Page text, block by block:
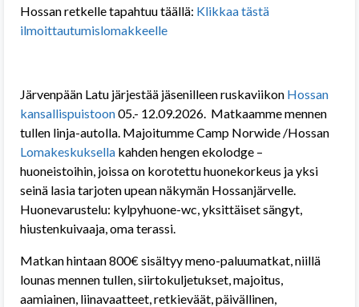
Hossan retkelle tapahtuu täällä: Klikkaa tästä
ilmoittautumislomakkeelle
Järvenpään Latu järjestää jäsenilleen ruskaviikon Hossan
kansallispuistoon05.- 12.09.2026. Matkaamme mennen
tullen linja-autolla. Majoitumme Camp Norwide /Hossan
Lomakeskuksella kahden hengen ekolodge –
huoneistoihin, joissa on korotettu huonekorkeus ja yksi
seinä lasia tarjoten upean näkymän Hossanjärvelle.
Huonevarustelu: kylpyhuone-wc, yksittäiset sängyt,
hiustenkuivaaja, oma terassi.
Matkan hintaan 800€ sisältyy meno-paluumatkat, niillä
lounas mennen tullen, siirtokuljetukset, majoitus,
aamiainen, liinavaatteet, retkieväät, päivällinen,